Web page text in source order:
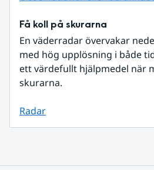
Få koll på skurarna
En väderradar övervakar
med hög upplösning i både
ett värdefullt hjälpmedel när
skurarna.
Radar